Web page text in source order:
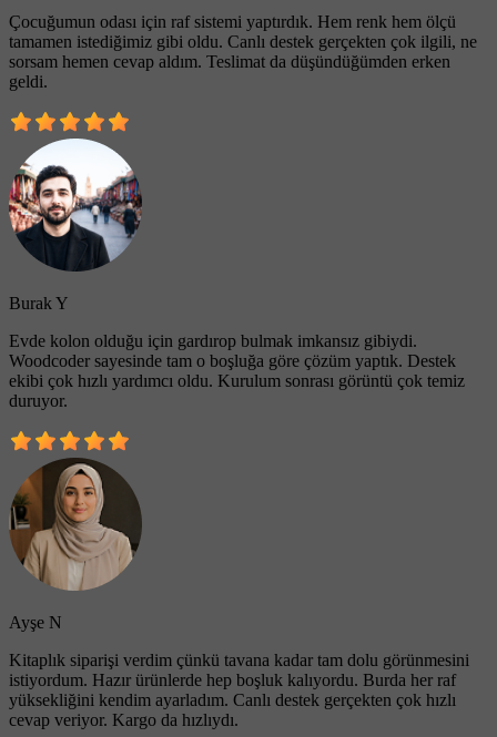
Çocuğumun odası için raf sistemi yaptırdık. Hem renk hem ölçü
tamamen istediğimiz gibi oldu. Canlı destek gerçekten çok ilgili, ne
sorsam hemen cevap aldım. Teslimat da düşündüğümden erken
geldi.
Burak Y
Evde kolon olduğu için gardırop bulmak imkansız gibiydi.
Woodcoder sayesinde tam o boşluğa göre çözüm yaptık. Destek
ekibi çok hızlı yardımcı oldu. Kurulum sonrası görüntü çok temiz
duruyor.
Ayşe N
Kitaplık siparişi verdim çünkü tavana kadar tam dolu görünmesini
istiyordum. Hazır ürünlerde hep boşluk kalıyordu. Burda her raf
yüksekliğini kendim ayarladım. Canlı destek gerçekten çok hızlı
cevap veriyor. Kargo da hızlıydı.